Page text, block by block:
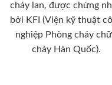
cháy lan, được chứng
bởi KFI (Viện kỹ thuật
nghiệp Phòng cháy
cháy Hàn Quốc).